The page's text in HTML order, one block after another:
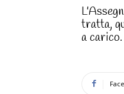
tratta,
a carico.